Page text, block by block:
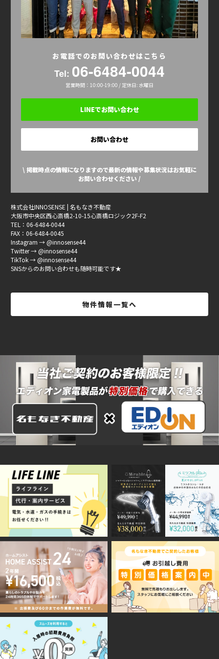
お電話でのお問い合わせはこちら
Tel: 06-6484-0044
営業時間：10:00-19:00 / 定休日: 水曜日
LINEでお問い合わせ
お問い合わせ
\ 掲載時点の情報になりますので最新の情報や募集状況はお気軽に
お問い合わせください /
株式会社INNOSENSE | 名もなき不動産
大阪市中央区西心斎橋2-10-15心斎橋ロジック2F-F2
TEL：06-6484-0044
FAX：06-6484-0045
Instagram → @innosense44
Twitter → @innosense44
TikTok → @innosense44
SNSからのお問い合わせも随時可能です★
物件情報一覧へ